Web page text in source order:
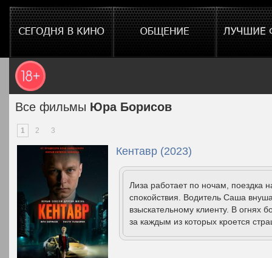
Все фильмы Юра Борисов
1 2 3
Кентавр (2023)
Лиза работает по ночам, поездка
спокойствия. Водитель Саша
взыскательному клиенту. В огнях
за каждым из которых кроется